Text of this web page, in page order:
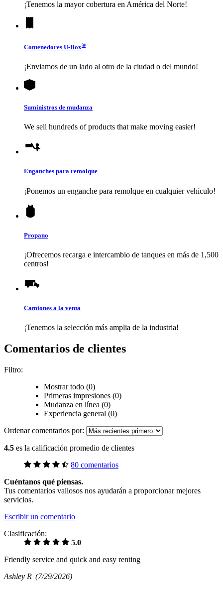
¡Tenemos la mayor cobertura en América del Norte!
Contenedores U-Box®
¡Enviamos de un lado al otro de la ciudad o del mundo!
Suministros de mudanza
We sell hundreds of products that make moving easier!
Enganches para remolque
¡Ponemos un enganche para remolque en cualquier vehículo!
Propano
¡Ofrecemos recarga e intercambio de tanques en más de 1,500
centros!
Camiones a la venta
¡Tenemos la selección más amplia de la industria!
Comentarios de clientes
Filtro:
Mostrar todo (0)
Primeras impresiones (0)
Mudanza en línea (0)
Experiencia general (0)
Ordenar comentarios por:
4.5 es la calificación promedio de clientes
80 comentarios
Cuéntanos qué piensas.
Tus comentarios valiosos nos ayudarán a proporcionar mejores
servicios.
Escribir un comentario
Clasificación:
5.0
Friendly service and quick and easy renting
Ashley R (7/29/2026)